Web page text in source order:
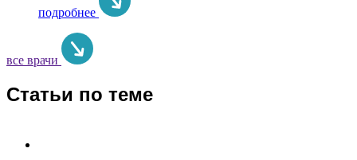
подробнее
все врачи
Статьи по теме